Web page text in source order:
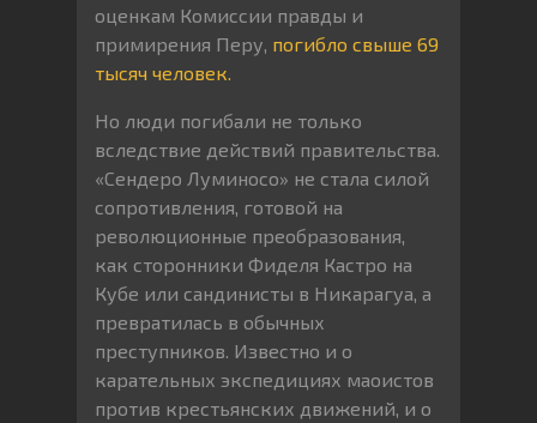
оценкам Комиссии правды и
примирения Перу, погибло свыше 69
тысяч человек.
Но люди погибали не только
вследствие действий правительства.
«Сендеро Луминосо» не стала силой
сопротивления, готовой на
революционные преобразования,
как сторонники Фиделя Кастро на
Кубе или сандинисты в Никарагуа, а
превратилась в обычных
преступников. Известно и о
карательных экспедициях маоистов
против крестьянских движений, и о